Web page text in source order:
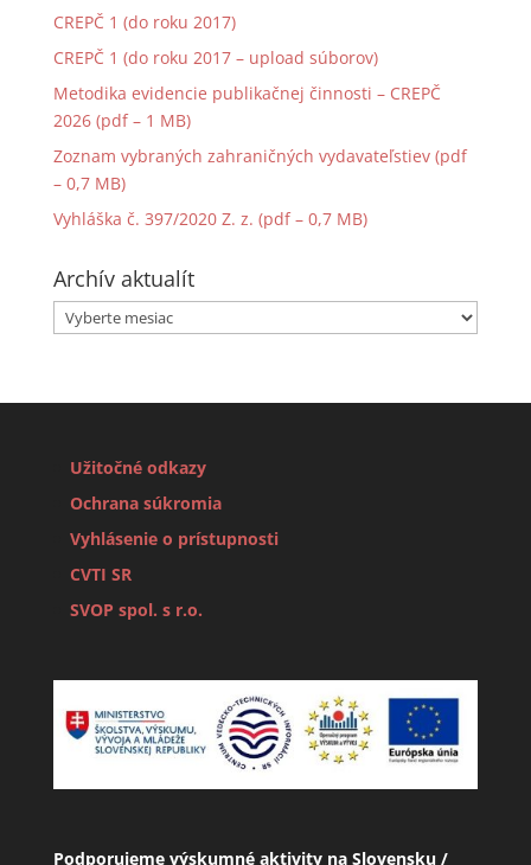
CREPČ 1 (do roku 2017)
CREPČ 1 (do roku 2017 – upload súborov)
Metodika evidencie publikačnej činnosti – CREPČ
2026 (pdf – 1 MB)
Zoznam vybraných zahraničných vydavateľstiev (pdf
– 0,7 MB)
Vyhláška č. 397/2020 Z. z. (pdf – 0,7 MB)
Archív aktualít
Archív
aktualít
Užitočné odkazy
Ochrana súkromia
Vyhlásenie o prístupnosti
CVTI SR
SVOP spol. s r.o.
Podporujeme výskumné aktivity na Slovensku /